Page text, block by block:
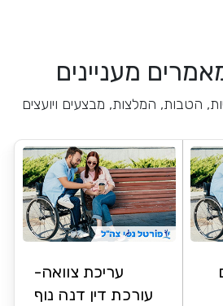
מעניינים
הטבות, המלצות, מבצעים ויועצים
עריכת צוואה-
עורכת דין דנה נוף